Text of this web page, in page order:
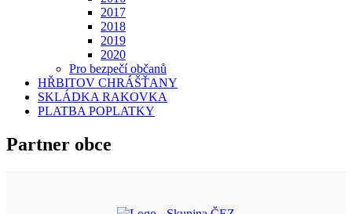
2017
2018
2019
2020
Pro bezpečí občanů
HŘBITOV CHRÁŠŤANY
SKLÁDKA RAKOVKA
PLATBA POPLATKY
Partner obce